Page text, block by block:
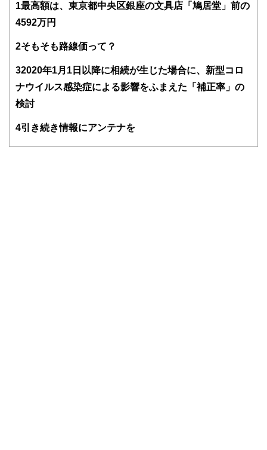
（2000年）、日本FP協会東京支部主催地域イベントへの参
「目の前にいるその人が、より豊かに、よりよくなるため
従業員向け「50代からのライフデザイン」セミナーや個人相
談、生活するの観点から学ぶ「お金の基礎知識」講座など開
2人の男子（高3と小6）の母。品川区在住
ゆめプランニング笑顔相続･FP事務所 代表
1最高額は、東京都中央区銀座の文具店「鳩居堂」前の
4592万円
2そもそも路線価って？
32020年1月1日以降に相続が生じた場合に、新型コロ
ナウイルス感染症による影響をふまえた「補正率」の
検討
4引き続き情報にアンテナを